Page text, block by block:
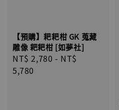
【預購】耙耙柑 GK 蒐藏
雕像 耙耙柑 [如夢社]
Regular
price
NT$ 2,780 - NT$
5,780